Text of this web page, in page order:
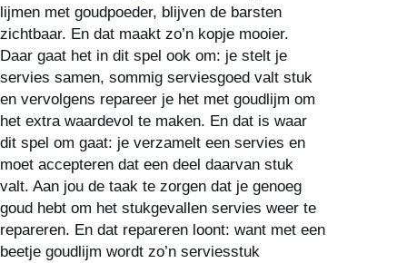
lijmen met goudpoeder, blijven de barsten
zichtbaar. En dat maakt zo’n kopje mooier.
Daar gaat het in dit spel ook om: je stelt je
servies samen, sommig serviesgoed valt stuk
en vervolgens repareer je het met goudlijm om
het extra waardevol te maken. En dat is waar
dit spel om gaat: je verzamelt een servies en
moet accepteren dat een deel daarvan stuk
valt. Aan jou de taak te zorgen dat je genoeg
goud hebt om het stukgevallen servies weer te
repareren. En dat repareren loont: want met een
beetje goudlijm wordt zo’n serviesstuk